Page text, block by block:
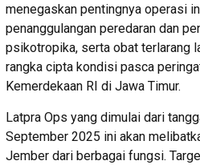
menegaskan pentingnya operasi
penanggulangan peredaran dan
psikotropika, serta obat terlarang
rangka cipta kondisi pasca
Kemerdekaan RI di Jawa Timur.
Latpra Ops yang dimulai dari
September 2025 ini akan
Jember dari berbagai fungsi.